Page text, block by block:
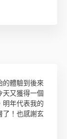
的體驗到後來
天又獲得一個
明年代表我的
了！也感謝玄